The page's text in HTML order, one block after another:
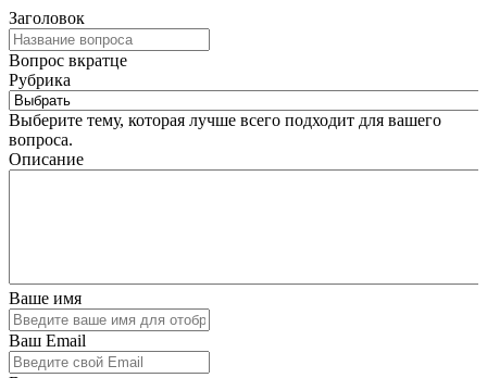
Заголовок
Вопрос вкратце
Рубрика
Выберите тему, которая лучше всего подходит для вашего
вопроса.
Описание
Ваше имя
Ваш Email